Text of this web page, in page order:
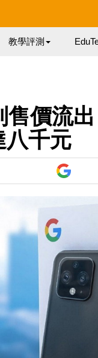
教學評測
價流
八千元